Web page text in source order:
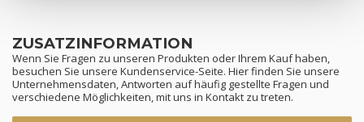
ZUSATZINFORMATION
Wenn Sie Fragen zu unseren Produkten oder Ihrem Kauf haben,
besuchen Sie unsere Kundenservice-Seite. Hier finden Sie unsere
Unternehmensdaten, Antworten auf häufig gestellte Fragen und
verschiedene Möglichkeiten, mit uns in Kontakt zu treten.